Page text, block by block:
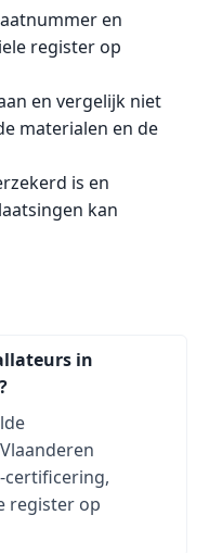
en
register op
en vergelijk niet
materialen en de
is en
kan
in
certificering,
register op